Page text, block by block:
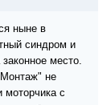
ныне в
синдром и
место.
не
моторчика с